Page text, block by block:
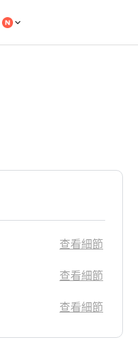
查看細節
查看細節
查看細節